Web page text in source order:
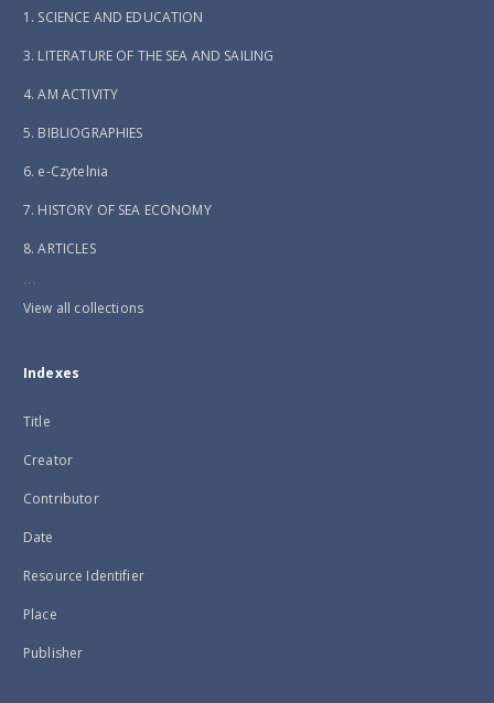
1. SCIENCE AND EDUCATION
3. LITERATURE OF THE SEA AND SAILING
4. AM ACTIVITY
5. BIBLIOGRAPHIES
6. e-Czytelnia
7. HISTORY OF SEA ECONOMY
8. ARTICLES
...
View all collections
Indexes
Title
Creator
Contributor
Date
Resource Identifier
Place
Publisher